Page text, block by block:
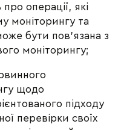
операції, які
моніторингу та
бути пов’язана з
моніторингу;
щодо
підходу
перевірки своїх